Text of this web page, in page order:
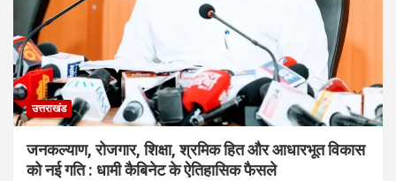
उत्तराखंड
जनकल्याण, रोजगार, शिक्षा, श्रमिक हित और आधारभूत विकास
को नई गति : धामी कैबिनेट के ऐतिहासिक फैसले